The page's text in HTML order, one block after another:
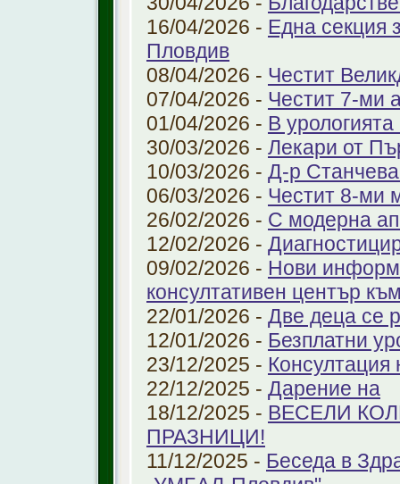
16/04/2026 - Една секция
Пловдив
08/04/2026 - Честит
07/04/2026 - Честит 7-ми
01/04/2026 - В урологията
30/03/2026 - Лекари от
10/03/2026 - Д-р
06/03/2026 - Честит 8-ми
26/02/2026 - С модерна
12/02/2026 -
09/02/2026 - Нови
консултативен център
22/01/2026 - Две деца се
12/01/2026 - Безплатни
23/12/2025 - Консултация
22/12/2025 - Дарение на
18/12/2025 - ВЕСЕЛИ
ПРАЗНИЦИ!
11/12/2025 - Беседа в